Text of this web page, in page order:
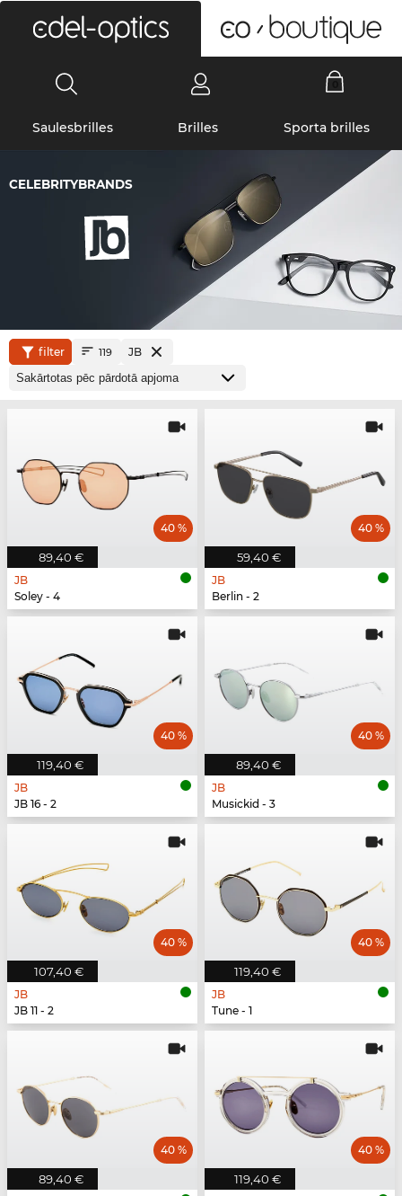
Saulesbrilles Brilles Sporta brilles
CELEBRITYBRANDS
filter 119 JB
89,40 €
40 %
JB
Soley - 4
59,40 €
40 %
JB
Berlin - 2
119,40 €
40 %
JB
JB 16 - 2
89,40 €
40 %
JB
Musickid - 3
107,40 €
40 %
JB
JB 11 - 2
119,40 €
40 %
JB
Tune - 1
89,40 €
40 %
119,40 €
40 %